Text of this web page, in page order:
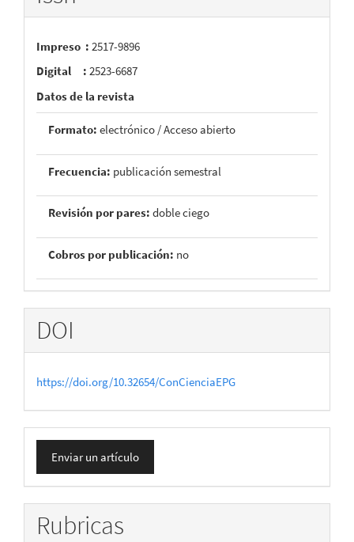
Impreso : 2517-9896
Digital : 2523-6687
Datos de la revista
Formato: electrónico / Acceso abierto
Frecuencia: publicación semestral
Revisión por pares: doble ciego
Cobros por publicación: no
DOI
https://doi.org/10.32654/ConCienciaEPG
Enviar
un
artículo
Enviar un artículo
Rubricas